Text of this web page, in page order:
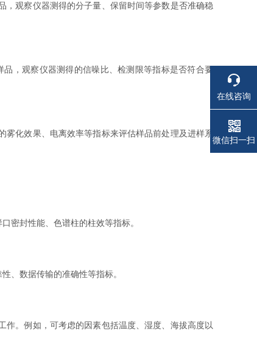
观察仪器测得的分子量、保留时间等参数是否准确稳
，观察仪器测得的信噪比、检测限等指标是否符合要
化效果、电离效率等指标来评估样品前处理及进样系
密封性能、色谱柱的柱效等指标。
、数据传输的准确性等指标。
。例如，可考虑的因素包括温度、湿度、海拔高度以
在线咨询
电话
电话
微信扫一扫